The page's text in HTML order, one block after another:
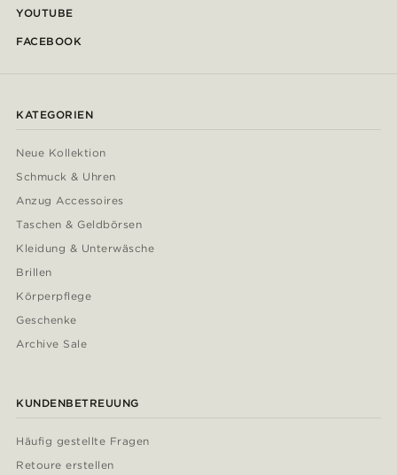
YOUTUBE
FACEBOOK
KATEGORIEN
Neue Kollektion
Schmuck & Uhren
Anzug Accessoires
Taschen & Geldbörsen
Kleidung & Unterwäsche
Brillen
Körperpflege
Geschenke
Archive Sale
KUNDENBETREUUNG
Häufig gestellte Fragen
Retoure erstellen